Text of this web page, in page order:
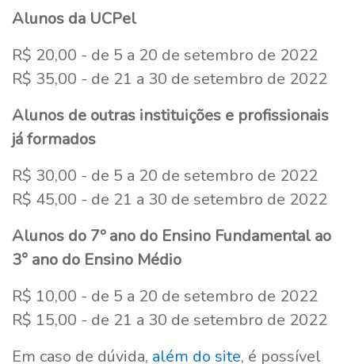
Alunos da UCPel
R$ 20,00 - de 5 a 20 de setembro de 2022
R$ 35,00 - de 21 a 30 de setembro de 2022
Alunos de outras instituições e profissionais
já formados
R$ 30,00 - de 5 a 20 de setembro de 2022
R$ 45,00 - de 21 a 30 de setembro de 2022
Alunos do 7º ano do Ensino Fundamental ao
3° ano do Ensino Médio
R$ 10,00 - de 5 a 20 de setembro de 2022
R$ 15,00 - de 21 a 30 de setembro de 2022
Em caso de dúvida, além do site, é possível